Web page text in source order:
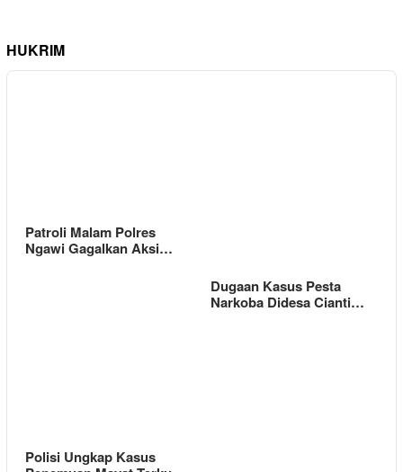
HUKRIM
Patroli Malam Polres
Ngawi Gagalkan Aksi…
Dugaan Kasus Pesta
Narkoba Didesa Cianti…
Polisi Ungkap Kasus